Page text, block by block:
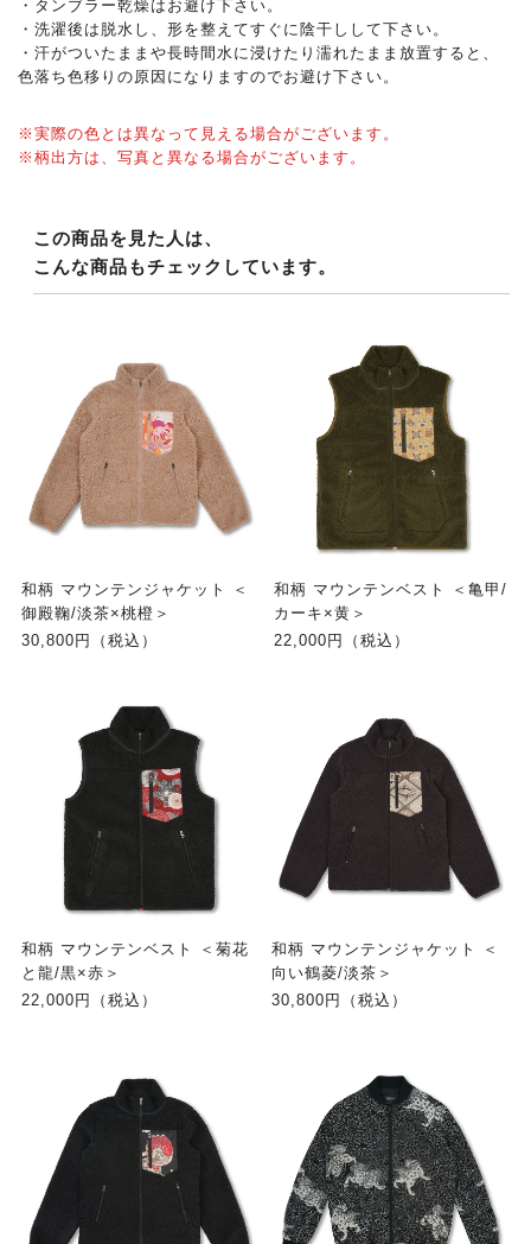
・タンブラー乾燥はお避け下さい。
・洗濯後は脱水し、形を整えてすぐに陰干しして下さい。
・汗がついたままや長時間水に浸けたり濡れたまま放置すると、
色落ち色移りの原因になりますのでお避け下さい。
※実際の色とは異なって見える場合がございます。
※柄出方は、写真と異なる場合がございます。
この商品を見た人は、
こんな商品もチェックしています。
和柄 マウンテンジャケット ＜
御殿鞠/淡茶×桃橙＞
30,800円（税込）
和柄 マウンテンベスト ＜亀甲/
カーキ×黄＞
22,000円（税込）
和柄 マウンテンベスト ＜菊花
と龍/黒×赤＞
22,000円（税込）
和柄 マウンテンジャケット ＜
向い鶴菱/淡茶＞
30,800円（税込）